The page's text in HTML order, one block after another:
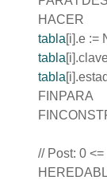
HACER
tabla[i].e :=
tabla
tabla
FINPARA
// Post: 0